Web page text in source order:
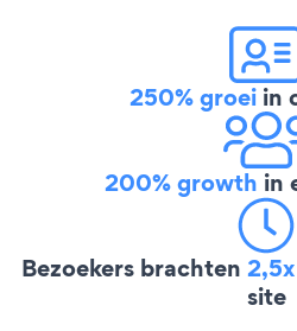
250% groei in
200% growth in
Bezoekers brachten
site